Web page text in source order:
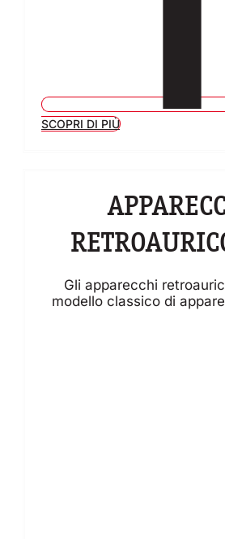
SCOPRI DI PIÙ
Gli apparecchi
modello classico di